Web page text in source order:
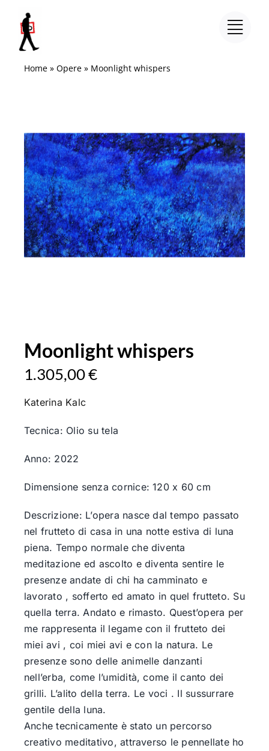
contenuto
Home» Opere» Moonlight whispers
Moonlight whispers
1.305,00€
Katerina Kalc
Tecnica: Olio su tela
Anno: 2022
Dimensione senza cornice: 120 x 60 cm
Descrizione: L’opera nasce dal tempo passato
nel frutteto di casa in una notte estiva di luna
piena. Tempo normale che diventa
meditazione ed ascolto e diventa sentire le
presenze andate di chi ha camminato e
lavorato , sofferto ed amato in quel frutteto. Su
quella terra. Andato e rimasto. Quest’opera per
me rappresenta il legame con il frutteto dei
miei avi , coi miei avi e con la natura. Le
presenze sono delle animelle danzanti
nell’erba, come l’umidità, come il canto dei
grilli. L’alito della terra. Le voci . Il sussurrare
gentile della luna.
Anche tecnicamente è stato un percorso
creativo meditativo, attraverso le pennellate ho